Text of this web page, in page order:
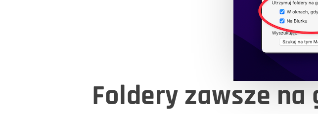
Foldery zawsze na